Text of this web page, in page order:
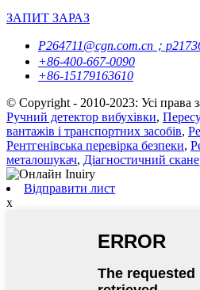
ЗАПИТ ЗАРАЗ
P264711@cgn.com.cn；
+86-400-667-0090
+86-15179163610
© Copyright - 2010-2023: Усі права
Ручний детектор вибухівки,
вантажів і транспортних засобів,
Рентгенівська перевірка безпеки,
металошукач, Діагностичний
Відправити лист
x